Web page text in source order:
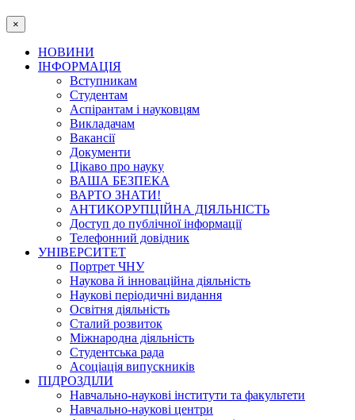
×
НОВИНИ
ІНФОРМАЦІЯ
Вступникам
Студентам
Аспірантам і науковцям
Викладачам
Вакансії
Документи
Цікаво про науку
ВАША БЕЗПЕКА
ВАРТО ЗНАТИ!
АНТИКОРУПЦІЙНА ДІЯЛЬНІСТЬ
Доступ до публічної інформації
Телефонний довідник
УНІВЕРСИТЕТ
Портрет ЧНУ
Наукова й інноваційна діяльність
Наукові періодичні видання
Освітня діяльність
Сталий розвиток
Міжнародна діяльність
Студентська рада
Асоціація випускників
ПІДРОЗДІЛИ
Навчально-наукові інститути та факультети
Навчально-наукові центри